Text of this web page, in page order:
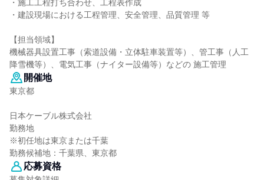
・施工工程打ち合わせ、工程表作成
・建設現場における工程管理、安全管理、品質管理 等
【担当領域】
機械器具設置工事（索道設備・立体駐車装置等）、管工事（人工
降雪機等）、電気工事（ナイター設備等）などの 施工管理
開催地
東京都
日本ケーブル株式会社
勤務地
※初任地は東京または千葉
勤務候補地：千葉県、東京都
応募資格